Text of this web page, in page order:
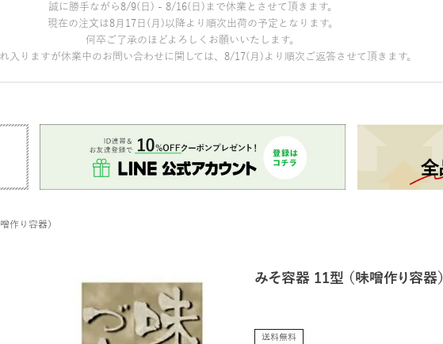
誠に勝手ながら8/9(日) - 8/16(日)まで休業とさせて頂きます。
現在の注文は8月17日(月)以降より順次出荷の予定となります。
何卒ご了承のほどよろしくお願いいたします。
りますが休業中のお問い合わせに関しては、8/17(月)より順次ご返答させて頂きます。
作り容器）
みそ容器 11型 （味噌作り容器）
送料無料